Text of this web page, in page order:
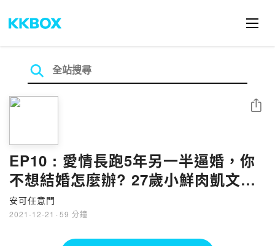
EP10 : 愛情長跑5年另一半逼婚，你
不想結婚怎麼辦? 27歲小鮮肉凱文的
告白
安可任意門
2021-12-21 · 59 分鐘
分享